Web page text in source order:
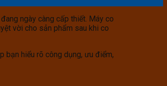
ngày càng cấp thiết. Máy co
vời cho sản phẩm sau khi co
bạn hiểu rõ công dụng, ưu điểm,